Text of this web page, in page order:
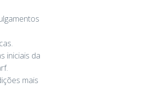
iniciais da
mais